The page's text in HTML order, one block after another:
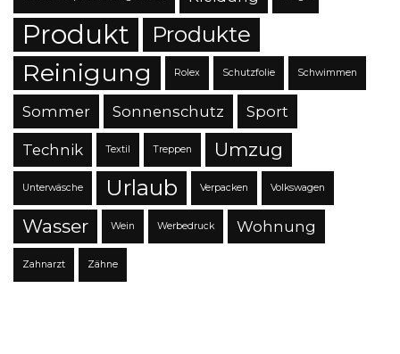
Produkt Produkte
Reinigung Rolex Schutzfolie Schwimmen
Sommer Sonnenschutz Sport
Technik Textil Treppen Umzug
Unterwäsche Urlaub Verpacken Volkswagen
Wasser Wein Werbedruck Wohnung
Zahnarzt Zähne